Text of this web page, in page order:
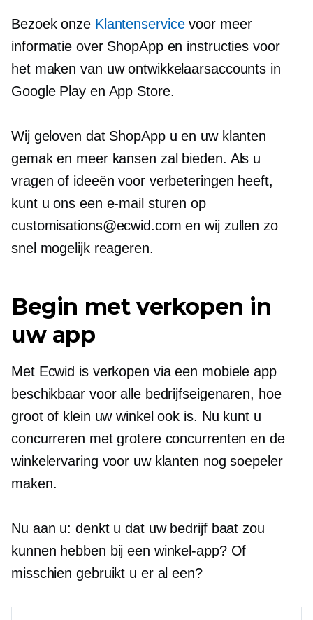
Bezoek onze Klantenservicevoor meer
informatie over ShopApp en instructies voor
het maken van uw ontwikkelaarsaccounts in
Google Play en App Store.
Wij geloven dat ShopApp u en uw klanten
gemak en meer kansen zal bieden. Als u
vragen of ideeën voor verbeteringen heeft,
kunt u ons een e-mail sturen op
customisations@ecwid.com en wij zullen zo
snel mogelijk reageren.
Begin met verkopen in
uw app
Met Ecwid is verkopen via een mobiele app
beschikbaar voor alle bedrijfseigenaren, hoe
groot of klein uw winkel ook is. Nu kunt u
concurreren met grotere concurrenten en de
winkelervaring voor uw klanten nog soepeler
maken.
Nu aan u: denkt u dat uw bedrijf baat zou
kunnen hebben bij een winkel-app? Of
misschien gebruikt u er al een?